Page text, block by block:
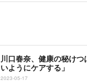
川口春奈、健康の秘け
いようにケアする」
2023-05-17